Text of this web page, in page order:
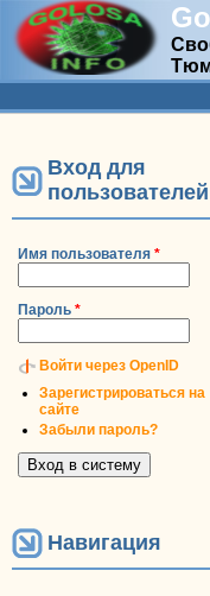
Вход для
пользователей
Имя пользователя *
Пароль *
Войти через OpenID
Зарегистрироваться на
сайте
Забыли пароль?
Навигация